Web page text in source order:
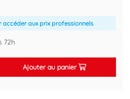
accéder aux prix professionnels
72h
Ajouter au panier